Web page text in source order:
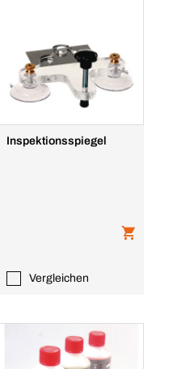
Inspektionsspiegel
Vergleichen